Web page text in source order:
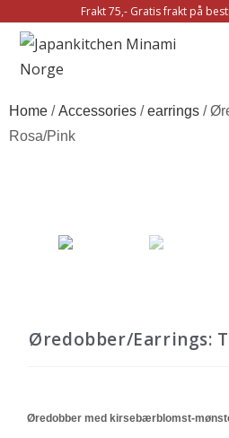
Frakt 75,- Gratis frakt på
Home /Accessories /earrings /
Rosa/Pink
Øredobber/Earrings:
Øredobber med kirsebærblomst-